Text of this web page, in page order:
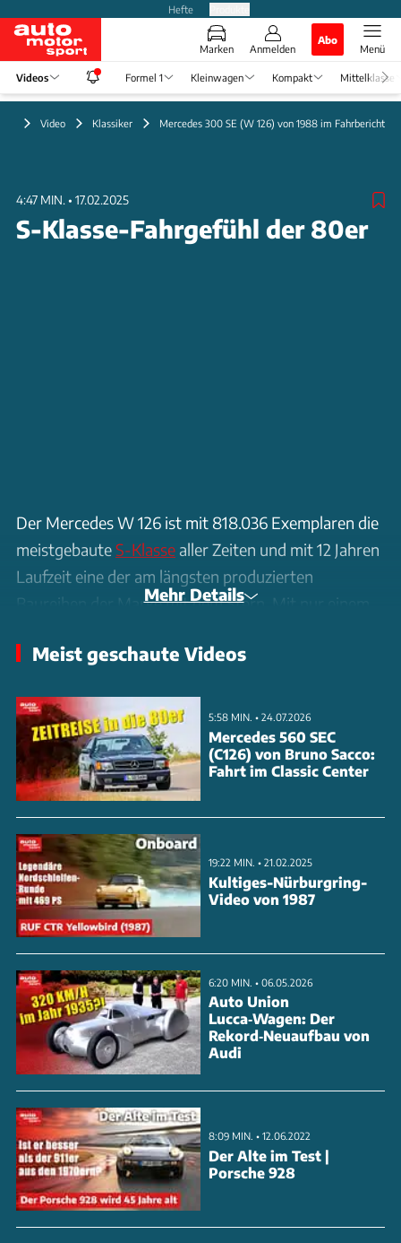
Hefte
Marken Anmelden
Abo
Menü
Videos Formel 1 Kleinwagen Kompakt Mittelklasse
Video Klassiker Mercedes 300 SE (W 126) von 1988 im Fahrbericht
4:47 MIN. • 17.02.2025
S-Klasse-Fahrgefühl der 80er
Der Mercedes W 126 ist mit 818.036 Exemplaren die
meistgebauteS-Klasse aller Zeiten und mit 12 Jahren
Laufzeit eine der am längsten produzierten
Baureihen der Marke mit dem Stern. Mit nur einem
lange Bauzeit.
Wir fuhren einen champagnerfarbenen 300 SE nach
der Modellpflege von 1985, erkären, wie sich die
Cheflimousine der 80er-Jahre fährt, was Besondere
an dieser Baureihe ausmacht und klären die Frage, ob
in der S-Klasse auch ein Sechszylinder ausreicht.
Mehr Details
Meist geschaute Videos
5:58 MIN. • 24.07.2026
Mercedes 560 SEC
(C126) von Bruno Sacco:
Fahrt im Classic Center
19:22 MIN. • 21.02.2025
Kultiges-Nürburgring-
Video von 1987
6:20 MIN. • 06.05.2026
Auto Union
Lucca‑Wagen: Der
Rekord‑Neuaufbau von
Audi
8:09 MIN. • 12.06.2022
Der Alte im Test |
Porsche 928